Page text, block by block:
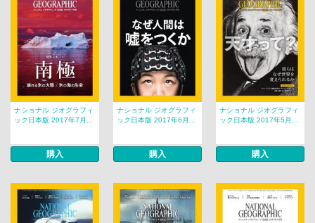
ナショナル ジオグラフィ
ック日本版 2017年7月...
購入
ナショナル ジオグラフィ
ック日本版 2017年6月...
購入
ナショナル ジオグラフィ
ック日本版 2017年5月...
購入